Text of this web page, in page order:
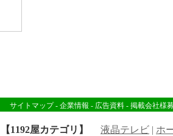
サイトマップ- 企業情報 - 広告資料 - 掲載会社様
【1192屋カテゴリ】 液晶テレビ | ホ